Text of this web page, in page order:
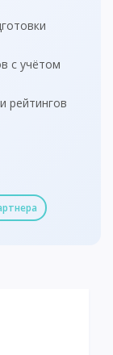
с учётом
рейтингов